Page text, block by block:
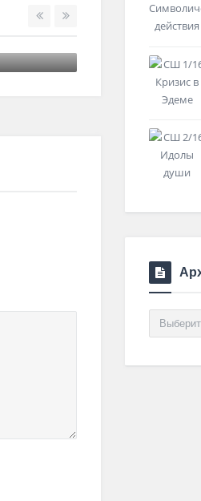
ГЛАВНАЯ
11 июля , 2017
Архив